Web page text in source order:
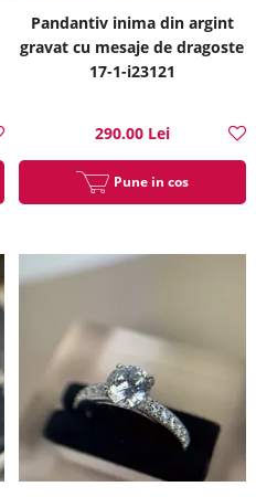
Pandantiv inima din argint
gravat cu mesaje de dragoste
17-1-i23121
290.00 Lei
Pune in cos